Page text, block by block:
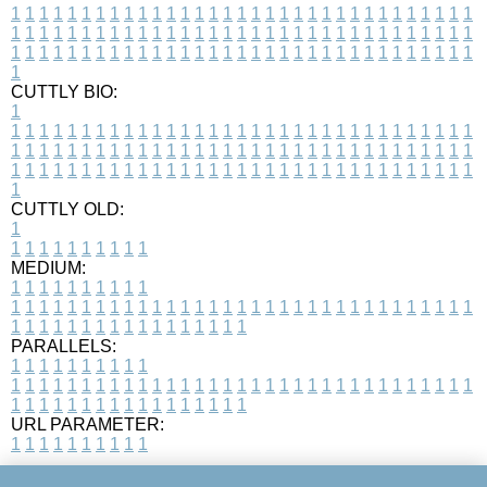
1 1 1 1 1 1 1 1 1 1 1 1 1 1 1 1 1 1 1 1 1 1 1 1 1 1 1 1 1 1 1 1 1
1 1 1 1 1 1 1 1 1 1 1 1 1 1 1 1 1 1 1 1 1 1 1 1 1 1 1 1 1 1 1 1 1
1 1 1 1 1 1 1 1 1 1 1 1 1 1 1 1 1 1 1 1 1 1 1 1 1 1 1 1 1 1 1 1 1
1
CUTTLY BIO:
1
1 1 1 1 1 1 1 1 1 1 1 1 1 1 1 1 1 1 1 1 1 1 1 1 1 1 1 1 1 1 1 1 1
1 1 1 1 1 1 1 1 1 1 1 1 1 1 1 1 1 1 1 1 1 1 1 1 1 1 1 1 1 1 1 1 1
1 1 1 1 1 1 1 1 1 1 1 1 1 1 1 1 1 1 1 1 1 1 1 1 1 1 1 1 1 1 1 1 1
1
CUTTLY OLD:
1
1 1 1 1 1 1 1 1 1 1
MEDIUM:
1 1 1 1 1 1 1 1 1 1
1 1 1 1 1 1 1 1 1 1 1 1 1 1 1 1 1 1 1 1 1 1 1 1 1 1 1 1 1 1 1 1 1
1 1 1 1 1 1 1 1 1 1 1 1 1 1 1 1 1
PARALLELS:
1 1 1 1 1 1 1 1 1 1
1 1 1 1 1 1 1 1 1 1 1 1 1 1 1 1 1 1 1 1 1 1 1 1 1 1 1 1 1 1 1 1 1
1 1 1 1 1 1 1 1 1 1 1 1 1 1 1 1 1
URL PARAMETER:
1 1 1 1 1 1 1 1 1 1